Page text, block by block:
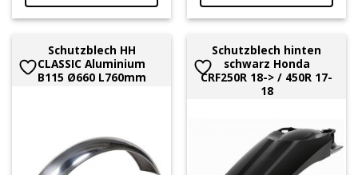
Schutzblech HH
CLASSIC Aluminium
B115 Ø660 L760mm
Schutzblech hinten
schwarz Honda
CRF250R 18-> / 450R 17-
18